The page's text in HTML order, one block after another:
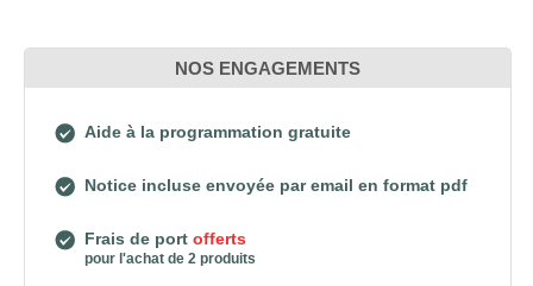
NOS ENGAGEMENTS
Aide à la programmation gratuite
Notice incluse envoyée par email en format pdf
Frais de port offerts
pour l'achat de 2 produits